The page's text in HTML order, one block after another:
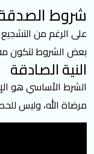
شروط
على الرغم من
بعض الشروط لتكون
النية الصادقة
الشرط الأساسي هو
مرضاة الله، وليس